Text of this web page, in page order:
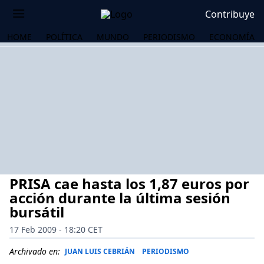
Contribuye
HOME POLÍTICA MUNDO PERIODISMO ECONOMÍA
PRISA cae hasta los 1,87 euros por
acción durante la última sesión
bursátil
17 Feb 2009 - 18:20 CET
Archivado en: JUAN LUIS CEBRIÁN PERIODISMO